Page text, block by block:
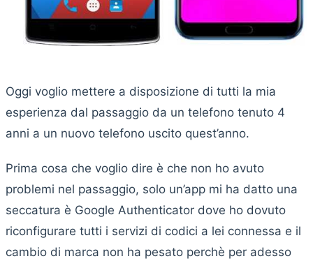
Oggi voglio mettere a disposizione di tutti la mia
esperienza dal passaggio da un telefono tenuto 4
anni a un nuovo telefono uscito quest’anno.
Prima cosa che voglio dire è che non ho avuto
problemi nel passaggio, solo un’app mi ha datto una
seccatura è Google Authenticator dove ho dovuto
riconfigurare tutti i servizi di codici a lei connessa e il
cambio di marca non ha pesato perchè per adesso